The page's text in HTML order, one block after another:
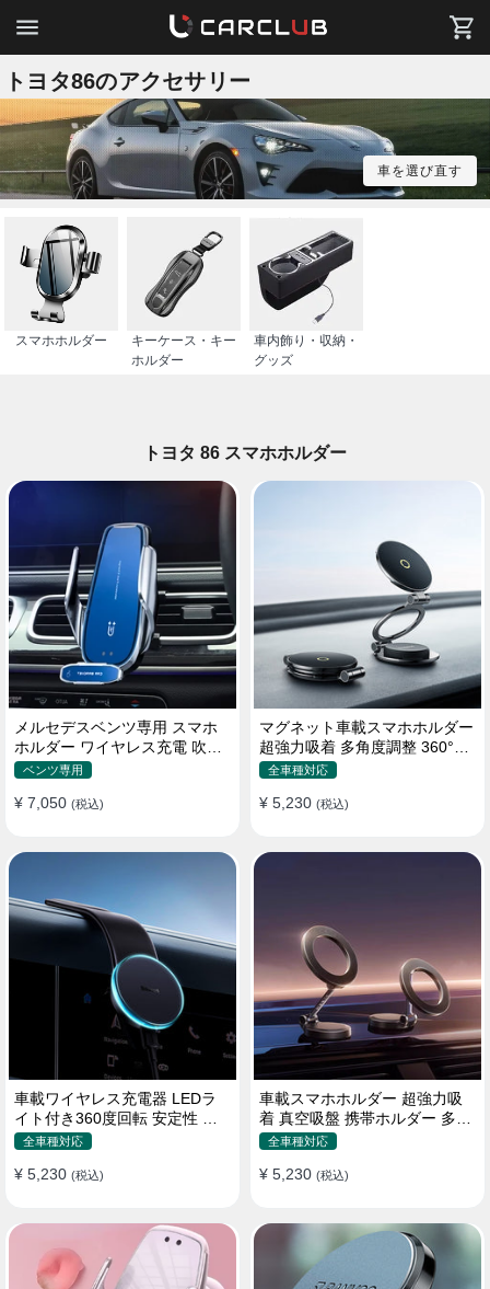
トヨタ86のアクセサリー
車を選び直す
スマホホルダー
キーケース・キー
ホルダー
車内飾り・収納・
グッズ
トヨタ 86 スマホホルダー
メルセデスベンツ専用 スマホ
ホルダー ワイヤレス充電 吹き
出し口用 ライト付きロゴ
ベンツ専用
¥ 7,050 (税込)
マグネット車載スマホホルダー
超強力吸着 多角度調整 360°回
転な台座 車用ホルダー 折りた
全機種対応
全車種対応
¥ 5,230 (税込)
車載ワイヤレス充電器 LEDラ
イト付き360度回転 安定性 粘
着ゲル吸盤＆エアコン吹き出し
イヤレス充電 スマホホルダー
全車種対応
¥ 5,230 (税込)
車載スマホホルダー 超強力吸
着 真空吸盤 携帯ホルダー 多角
度調整 360°回転な台座 車用ホ
カー用品 全機種対応
全車種対応
¥ 5,230 (税込)